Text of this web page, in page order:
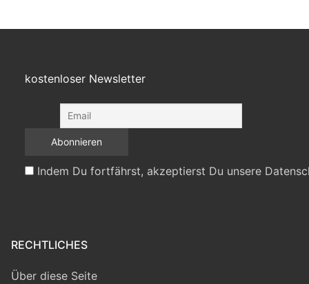
kostenloser Newsletter
Indem Du fortfährst, akzeptierst Du unsere
RECHTLICHES
Über diese Seite